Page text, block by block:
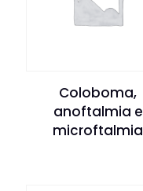
Coloboma,
anoftalmia e
microftalmia